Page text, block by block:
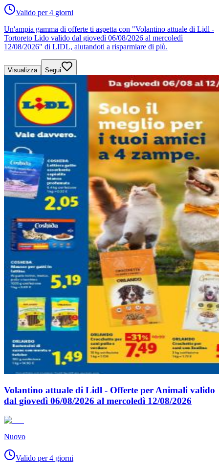
Valido per 4 giorni
Un'ampia gamma di offerte ti aspetta con "Volantino attuale di Lidl -
Tortoreto Lido valido dal giovedì 06/08/2026 al mercoledì
12/08/2026" di LIDL, aiutandoti a risparmiare di più.
Visualizza Segui
Volantino attuale di Lidl - Offerte per Animali valido
dal giovedì 06/08/2026 al mercoledì 12/08/2026
Nuovo
Valido per 4 giorni